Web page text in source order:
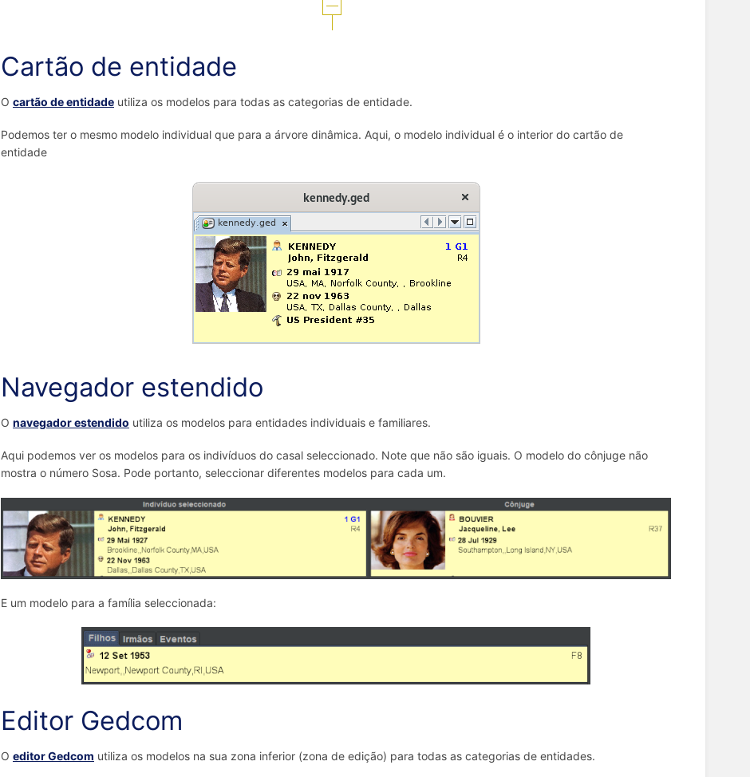
Cartão de entidade
O cartão de entidade utiliza os modelos para todas as categorias de entidade.
Podemos ter o mesmo modelo individual que para a árvore dinâmica. Aqui, o modelo individual é o interior do cartão de
entidade
Navegador estendido
O navegador estendido utiliza os modelos para entidades individuais e familiares.
Aqui podemos ver os modelos para os indivíduos do casal seleccionado. Note que não são iguais. O modelo do cônjuge não
mostra o número Sosa. Pode portanto, seleccionar diferentes modelos para cada um.
E um modelo para a família seleccionada:
Editor Gedcom
O editor Gedcom utiliza os modelos na sua zona inferior (zona de edição) para todas as categorias de entidades.